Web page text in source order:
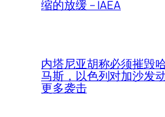
缩的放缓 – IAEA
内塔尼亚胡称必须摧毁
马斯，以色列对加沙发
更多袭击